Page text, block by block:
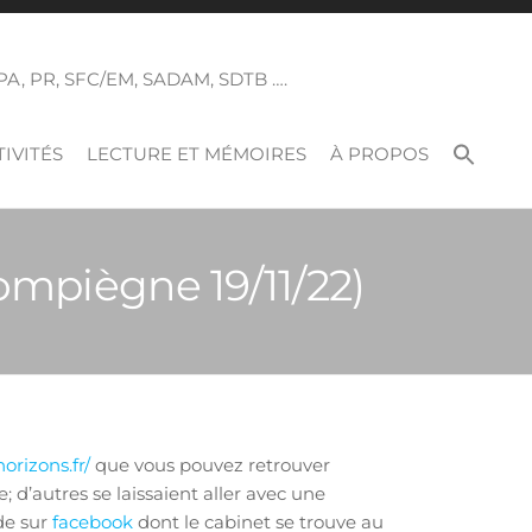
PR, SFC/EM, SADAM, SDTB ….
LECTURE ET MÉMOIRES À PROPOS
19/11/22)
que vous pouvez retrouver
se laissaient aller avec une
sur facebook dont le cabinet se trouve au